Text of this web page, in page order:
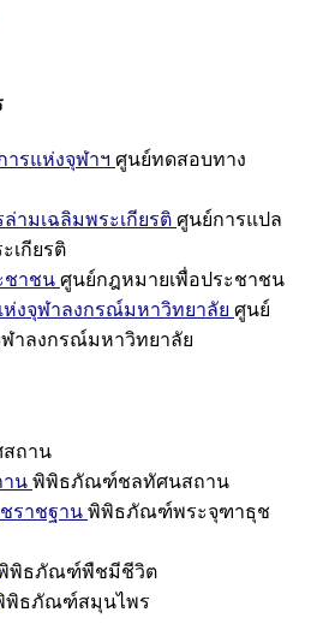
รแห่งจุฬาฯ ศูนย์ทดสอบทาง
ามเฉลิมพระเกียรติ ศูนย์การแปล
เกียรติ
ชาชน ศูนย์กฎหมายเพื่อประชาชน
งจุฬาลงกรณ์มหาวิทยาลัย ศูนย์
าลงกรณ์มหาวิทยาลัย
สถาน
น พิพิธภัณฑ์ชลทัศนสถาน
ราชฐาน พิพิธภัณฑ์พระจุฑาธุช
พิธภัณฑ์พืชมีชีวิต
พิธภัณฑ์สมุนไพร